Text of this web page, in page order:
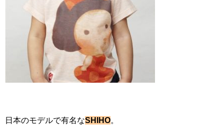
日本のモデルで有名なSHIHO。